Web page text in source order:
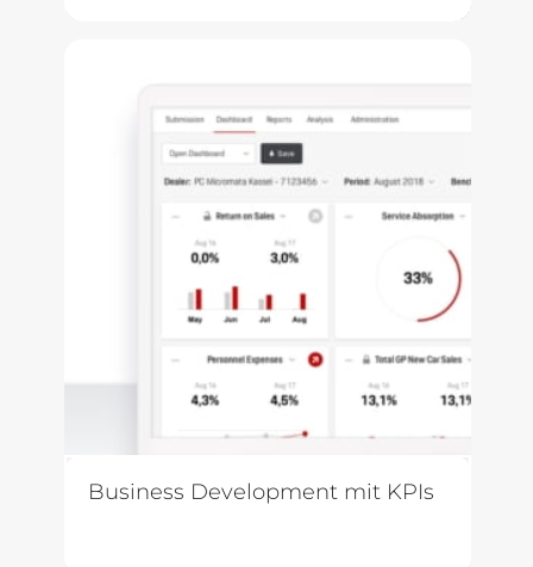
Business Development mit KPIs